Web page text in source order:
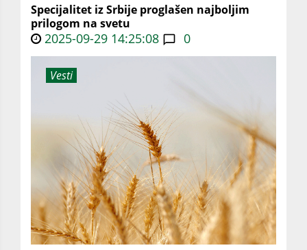
Specijalitet iz Srbije proglašen najboljim
prilogom na svetu
2025-09-29 14:25:08 0
Vesti